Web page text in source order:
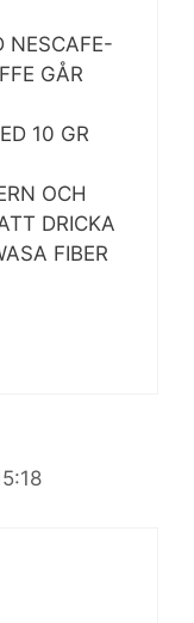
NESCAFE-
GÅR
10 GR
OCH
DRICKA
FIBER